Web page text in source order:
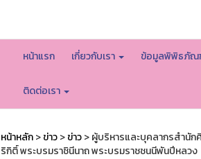
หน้าแรก เกี่ยวกับเรา ข้อมูลพิพิธภัณ
ติดต่อเรา
หน้าหลัก>ข่าว>ข่าว> ผู้บริหารและบุคลากรสำนัก
ริกิติ์ พระบรมราชินีนาถ พระบรมราชชนนีพันปีหลวง